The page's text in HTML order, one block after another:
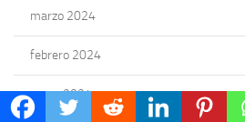
marzo 2024
febrero 2024
enero 2024